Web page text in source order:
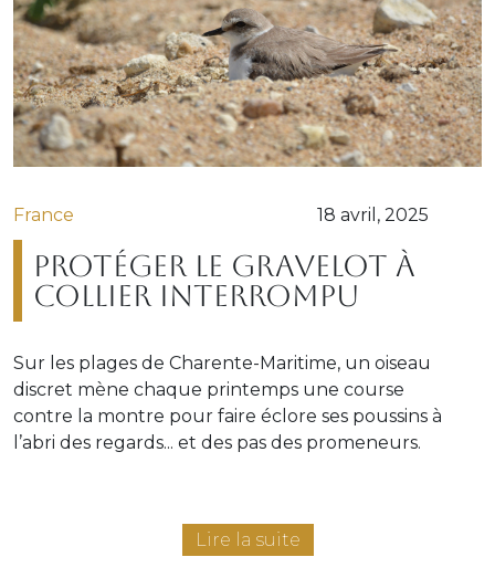
18 avril, 2025
France
Protéger le gravelot à
collier interrompu
Sur les plages de Charente-Maritime, un oiseau
discret mène chaque printemps une course
contre la montre pour faire éclore ses poussins à
l’abri des regards... et des pas des promeneurs.
Lire la suite